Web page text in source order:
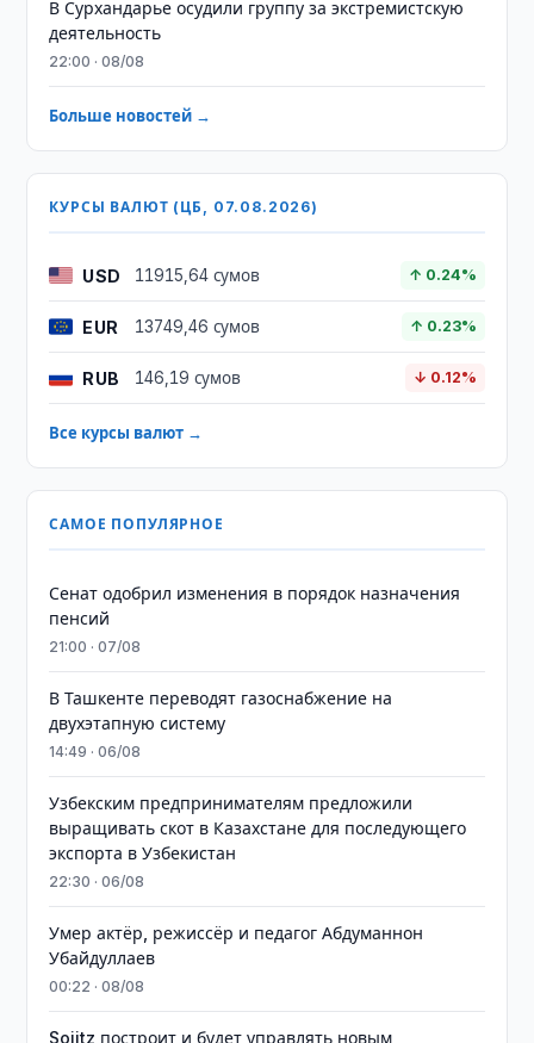
В Сурхандарье осудили группу за экстремистскую
деятельность
22:00 · 08/08
Больше новостей →
КУРСЫ ВАЛЮТ (ЦБ, 07.08.2026)
USD 11915,64 сумов ↑ 0.24%
EUR 13749,46 сумов ↑ 0.23%
RUB 146,19 сумов ↓ 0.12%
Все курсы валют →
САМОЕ ПОПУЛЯРНОЕ
Сенат одобрил изменения в порядок назначения
пенсий
21:00 · 07/08
В Ташкенте переводят газоснабжение на
двухэтапную систему
14:49 · 06/08
Узбекским предпринимателям предложили
выращивать скот в Казахстане для последующего
экспорта в Узбекистан
22:30 · 06/08
Умер актёр, режиссёр и педагог Абдуманнон
Убайдуллаев
00:22 · 08/08
Sojitz построит и будет управлять новым